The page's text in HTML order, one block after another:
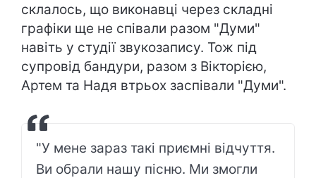
склалось, що виконавці через складні
графіки ще не співали разом "Думи"
навіть у студії звукозапису. Тож під
супровід бандури, разом з Вікторією,
Артем та Надя втрьох заспівали "Думи".
"У мене зараз такі приємні відчуття.
Ви обрали нашу пісню. Ми змогли